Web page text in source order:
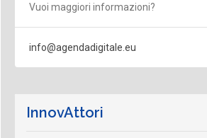
Vuoi maggiori informazioni?
info@agendadigitale.eu
InnovAttori